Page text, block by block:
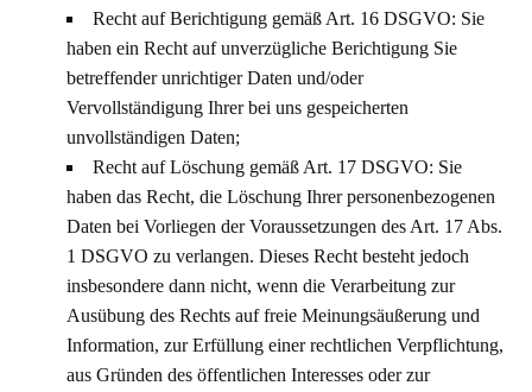
Recht auf Berichtigung gemäß Art. 16 DSGVO: Sie
haben ein Recht auf unverzügliche Berichtigung Sie
betreffender unrichtiger Daten und/oder
Vervollständigung Ihrer bei uns gespeicherten
unvollständigen Daten;
Recht auf Löschung gemäß Art. 17 DSGVO: Sie
haben das Recht, die Löschung Ihrer personenbezogenen
Daten bei Vorliegen der Voraussetzungen des Art. 17 Abs.
1 DSGVO zu verlangen. Dieses Recht besteht jedoch
insbesondere dann nicht, wenn die Verarbeitung zur
Ausübung des Rechts auf freie Meinungsäußerung und
Information, zur Erfüllung einer rechtlichen Verpflichtung,
aus Gründen des öffentlichen Interesses oder zur